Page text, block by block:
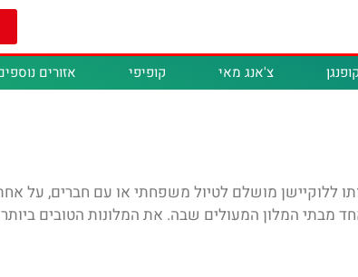
קופנגן צ'אנג מאי קופיפי אזורים
ללוקיישן מושלם לטיול משפחתי או עם חברים, על
מבתי המלון המעולים שבה. את המלונות הטובים